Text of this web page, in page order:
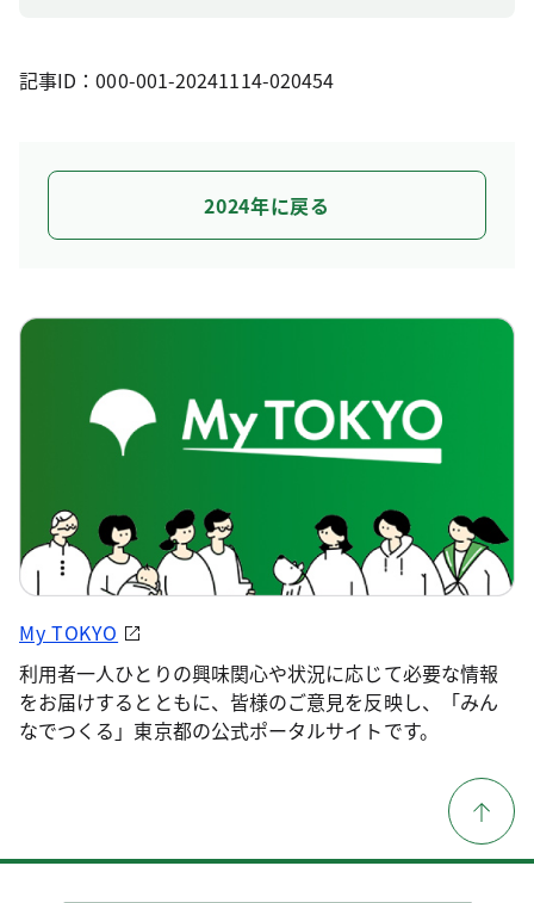
記事ID：000-001-20241114-020454
2024年に戻る
My TOKYO
利用者一人ひとりの興味関心や状況に応じて必要な情報
をお届けするとともに、皆様のご意見を反映し、「みん
なでつくる」東京都の公式ポータルサイトです。